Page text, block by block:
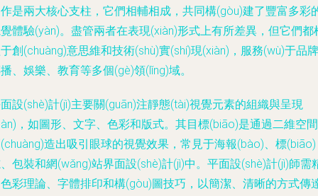
是兩大核心支柱，它們相輔相成，共同構(gòu)建了豐富多彩
體驗(yàn)。盡管兩者在表現(xiàn)形式上有所差異，但它們都
創(chuàng)意思維和技術(shù)實(shí)現(xiàn)，服務(wù)于品牌
、娛樂、教育等多個(gè)領(lǐng)域。
設(shè)計(jì)主要關(guān)注靜態(tài)視覺元素的組織與呈現
，如圖形、文字、色彩和版式。其目標(biāo)是通過二維空間
造出吸引眼球的視覺效果，常見于海報(bào)、標(biāo)
包裝和網(wǎng)站界面設(shè)計(jì)中。平面設(shè)計(jì)師需
彩理論、字體排印和構(gòu)圖技巧，以簡潔、清晰的方式傳